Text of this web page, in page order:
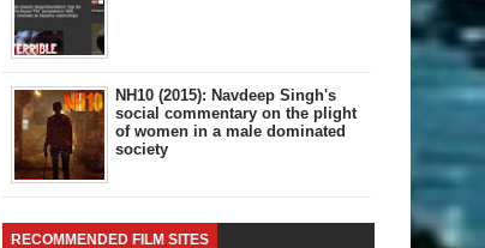
NH10 (2015): Navdeep Singh's
social commentary on the plight
of women in a male dominated
society
RECOMMENDED FILM SITES